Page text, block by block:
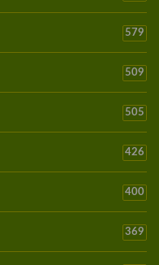
579
509
505
426
400
369